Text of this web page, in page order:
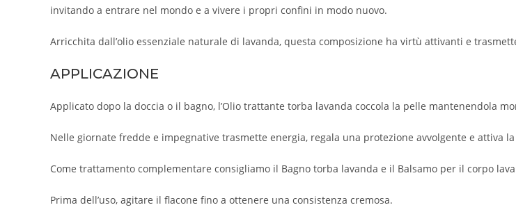
invitando a entrare nel mondo e a vivere i propri confini in modo nuovo.
Arricchita dall’olio essenziale naturale di lavanda, questa composizione ha virtù attivanti e
APPLICAZIONE
Applicato dopo la doccia o il bagno, l’Olio trattante torba lavanda coccola la pelle mantenendola
Nelle giornate fredde e impegnative trasmette energia, regala una protezione avvolgente e attiva
Come trattamento complementare consigliamo il Bagno torba lavanda e il Balsamo per il corpo
Prima dell’uso, agitare il flacone fino a ottenere una consistenza cremosa.